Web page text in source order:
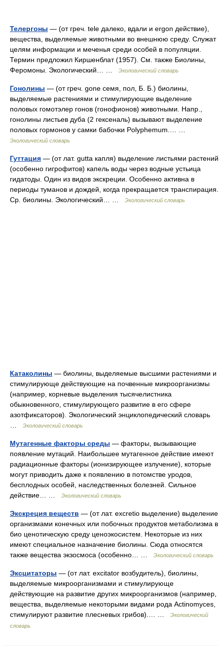
Телергоны — (от греч. tele далеко, вдали и ergon действие),
вещества, выделяемые животными во внешнюю среду. Служат
целям информации и меченья среди особей в популяции.
Термин предложил Киршенблат (1957). См. также Биолины,
Феромоны. Экологический… …
Экологический словарь
Гонолины — (от греч. gone семя, пол, Б. Б.) биолины,
выделяемые растениями и стимулирующие выделение
половых гомотэлер гонов (гонофионов) животными. Напр.,
гонолины листьев дуба (2 гексеналь) вызывают выделение
половых гормонов у самки бабочки Polyphemum.… …
Экологический словарь
Гуттация — (от лат. gutta капля) выделение листьями растений
(особенно гигрофитов) капель воды через водные устьица
гидатоды. Один из видов экскреции. Особенно активна в
периоды туманов и дождей, когда прекращается транспирация.
Ср. биолины. Экологический… …
Экологический словарь
Катаколины — биолины, выделяемые высшими растениями и
стимулирующе действующие на почвенные микроорганизмы
(например, корневые выделения тысячелистника
обыкновенного, стимулирующего развитие в его сфере
азотфиксаторов). Экологический энциклопедический словарь
Экологический словарь
Мутагенные факторы среды — факторы, вызывающие
появление мутаций. Наибольшее мутагенное действие имеют
радиационные факторы (ионизирующее излучение), которые
могут приводить даже к появлению в потомстве уродов,
бесплодных особей, наследственных болезней. Сильное
действие… …
Экологический словарь
Экскреция веществ — (от лат. excretio выделение) выделение
организмами конечных или побочных продуктов метаболизма в
био ценотическую среду ценоэкосистем. Некоторые из них
имеют специальное назначение биолины. Сюда относятся
также вещества экзосмоса (особенно… …
Экологический словарь
Эксцитаторы — (от лат. excitator возбудитель), биолины,
выделяемые микроорганизмами и стимулирующе
действующие на развитие других микроорганизмов (например,
вещества, выделяемые некоторыми видами рода Actinomyces,
стимулируют развитие плесневых грибов).… …
Экологический
словарь